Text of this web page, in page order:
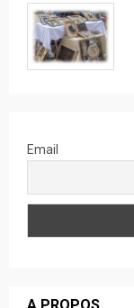
Email
A PROPOS